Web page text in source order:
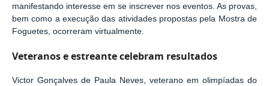
manifestando interesse em se inscrever nos eventos. As provas,
bem como a execução das atividades propostas pela Mostra de
Foguetes, ocorreram virtualmente.
Veteranos e estreante celebram resultados
Victor Gonçalves de Paula Neves, veterano em olimpíadas do